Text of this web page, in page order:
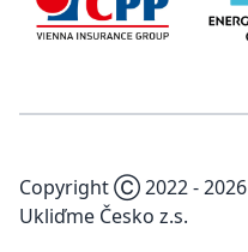
Copyright Ⓒ 2022 -2026
Ukliďme Česko z.s.